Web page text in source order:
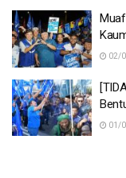
02/
01/